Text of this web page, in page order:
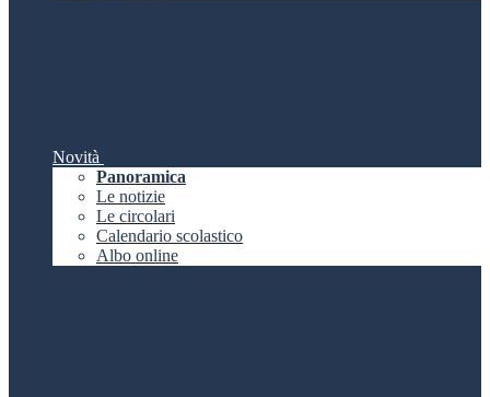
Novità
Panoramica
Le notizie
Le circolari
Calendario scolastico
Albo online